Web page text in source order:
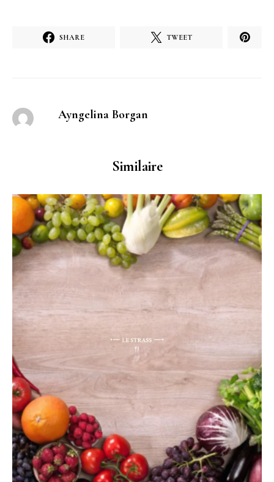
SHARE TWEET
Ayngelina Borgan
Similaire